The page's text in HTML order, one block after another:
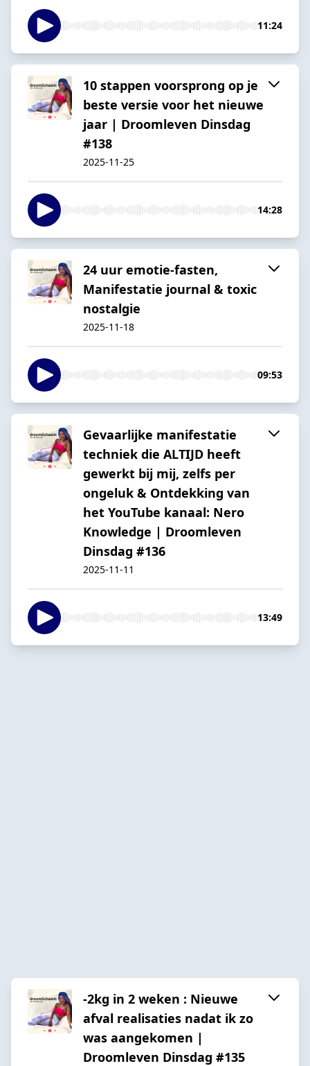
11:24
10 stappen voorsprong op je
beste versie voor het nieuwe
jaar | Droomleven Dinsdag
#138
2025-11-25
14:28
24 uur emotie-fasten,
Manifestatie journal & toxic
nostalgie
2025-11-18
09:53
Gevaarlijke manifestatie
techniek die ALTIJD heeft
gewerkt bij mij, zelfs per
ongeluk & Ontdekking van
het YouTube kanaal: Nero
Knowledge | Droomleven
Dinsdag #136
2025-11-11
13:49
-2kg in 2 weken : Nieuwe
afval realisaties nadat ik zo
was aangekomen |
Droomleven Dinsdag #135